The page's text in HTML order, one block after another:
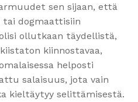
sen sijaan, että
tai dogmaattisiin
ollutkaan täydellistä,
kiinnostavaa,
helposti
salaisuus, jota vain
kieltäytyy selittämisestä.